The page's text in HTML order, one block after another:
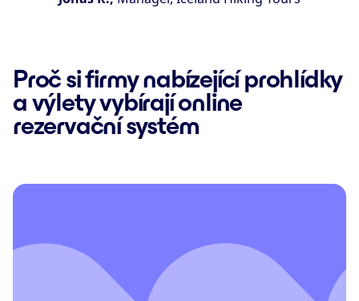
Proč si firmy nabízející prohlídky
a výlety vybírají online
rezervační systém